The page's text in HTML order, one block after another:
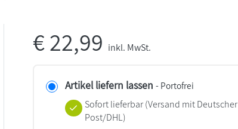
€22,99 inkl. MwSt.
Artikel liefern lassen - Portofrei
Sofort lieferbar(Versand mit Deutscher
Post/DHL)